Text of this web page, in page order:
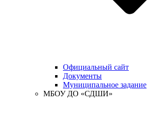
Официальный сайт
Документы
Муниципальное задание
МБОУ ДО «СДШИ»